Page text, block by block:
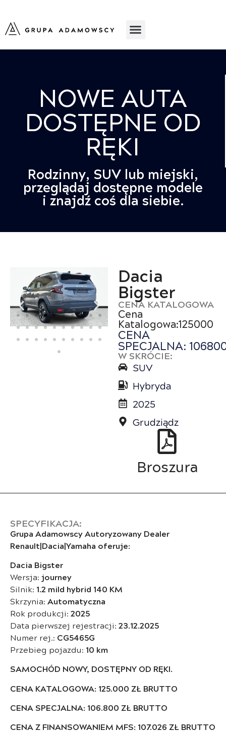
NOWE AUTA
DOSTĘPNE OD
RĘKI
Rodzinny, SUV lub miejski,
przeglądaj dostępne modele
i znajdź coś dla siebie.
Dacia
Bigster
CENA KATALOGOWA
Cena
Katalogowa:125000
CENA
SPECJALNA:
W SKRÓCIE:
SUV
Hybryda
2025
Grudziądz
Broszura
SPECYFIKACJA:
Grupa Adamowscy Autoryzowany Dealer
Renault|Dacia|Yamaha oferuje:
Dacia Bigster
Wersja: journey
Silnik: 1.2 mild hybrid 140 KM
Skrzynia: Automatyczna
Rok produkcji: 2025
Data pierwszej rejestracji: 23.12.2025
Numer rej.: CG5465G
Przebieg pojazdu: 10 km
SAMOCHÓD NOWY, DOSTĘPNY OD RĘKI.
CENA KATALOGOWA: 125.000 ZŁ BRUTTO
CENA SPECJALNA: 106.800 ZŁ BRUTTO
CENA Z FINANSOWANIEM MFS: 107.026 ZŁ BRUTTO